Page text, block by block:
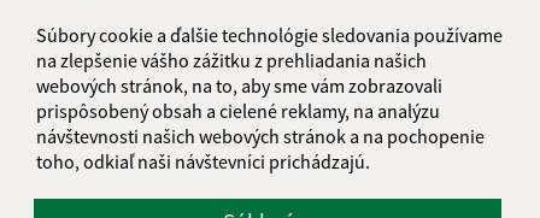
Súbory cookie a ďalšie technológie sledovania používame
na zlepšenie vášho zážitku z prehliadania našich
webových stránok, na to, aby sme vám zobrazovali
prispôsobený obsah a cielené reklamy, na analýzu
návštevnosti našich webových stránok a na pochopenie
toho, odkiaľ naši návštevníci prichádzajú.
RSS
Správca obsahu:
Správca obsahu je Obec Kysak.
Vytvorené v súlade s
Jednotným dizajn manuálom
elektronických služieb.